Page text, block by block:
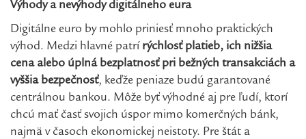
Výhody a nevýhody digitálneho eura
Digitálne euro by mohlo priniesť mnoho praktických
výhod. Medzi hlavné patrí rýchlosť platieb, ich nižšia
cena alebo úplná bezplatnosť pri bežných transakciách a
vyššia bezpečnosť, keďže peniaze budú garantované
centrálnou bankou. Môže byť výhodné aj pre ľudí, ktorí
chcú mať časť svojich úspor mimo komerčných bánk,
najmä v časoch ekonomickej neistoty. Pre štát a